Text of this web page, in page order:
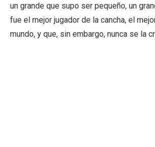
un grande que supo ser pequeño, un
fue el mejor jugador de la cancha, el
mundo, y que, sin embargo, nunca se la